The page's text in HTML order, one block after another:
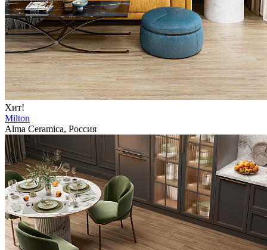
Хит!
Milton
Alma Ceramica, Россия